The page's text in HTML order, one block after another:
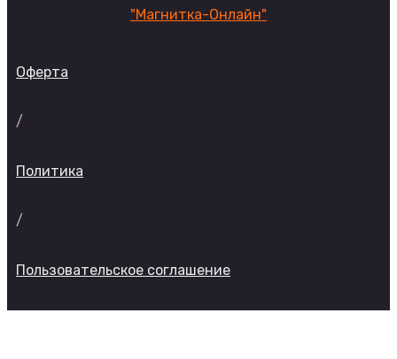
"Магнитка-Онлайн"
Оферта
/
Политика
/
Пользовательское соглашение